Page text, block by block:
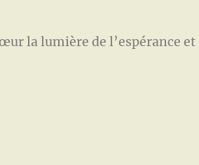
la lumière de l’espérance et